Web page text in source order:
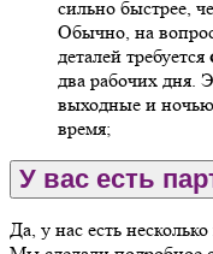
сильно быстрее,
Обычно, на
деталей требуется
два рабочих дня.
выходные и ночью
время;
У вас есть
Да, у нас есть